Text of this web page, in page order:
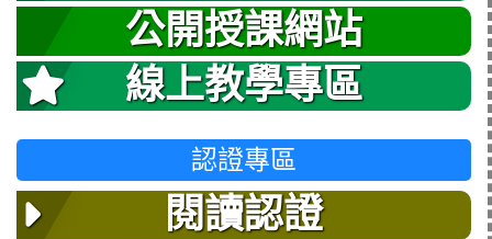
公開授課網站
線上教學專區
認證專區
閱讀認證